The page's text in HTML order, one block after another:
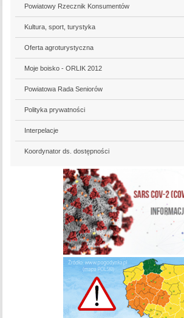
Powiatowy Rzecznik Konsumentów
Kultura, sport, turystyka
Oferta agroturystyczna
Moje boisko - ORLIK 2012
Powiatowa Rada Seniorów
Polityka prywatności
Interpelacje
Koordynator ds. dostępności